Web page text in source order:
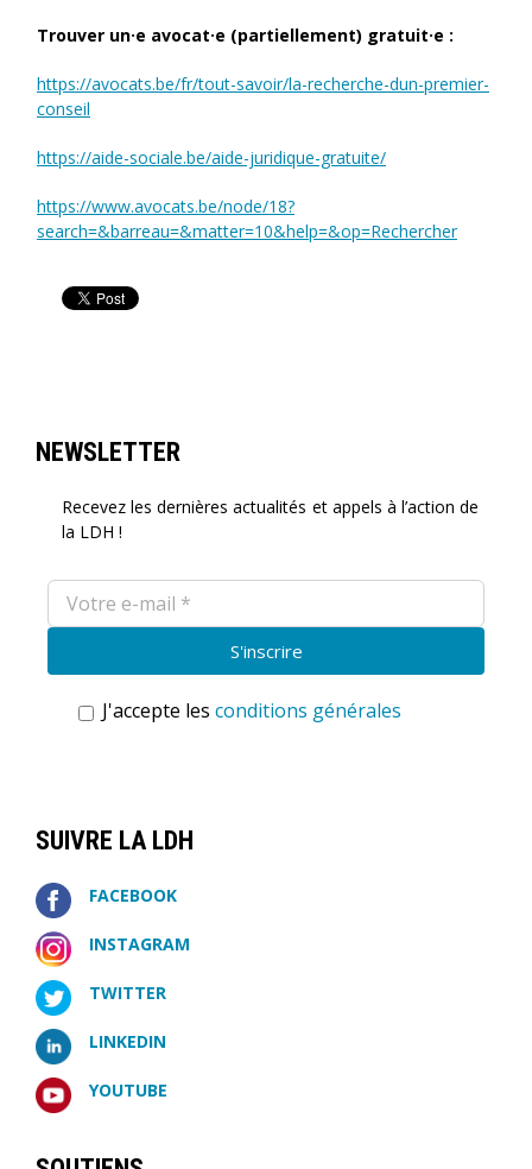
Trouver un·e avocat·e (partiellement) gratuit·e :
https://avocats.be/fr/tout-savoir/la-recherche-dun-premier-
conseil
https://aide-sociale.be/aide-juridique-gratuite/
https://www.avocats.be/node/18?
search=&barreau=&matter=10&help=&op=Rechercher
NEWSLETTER
Recevez les dernières actualités et appels à l’action de
la LDH !
J'accepte les conditions générales
SUIVRE LA LDH
FACEBOOK
INSTAGRAM
TWITTER
LINKEDIN
YOUTUBE